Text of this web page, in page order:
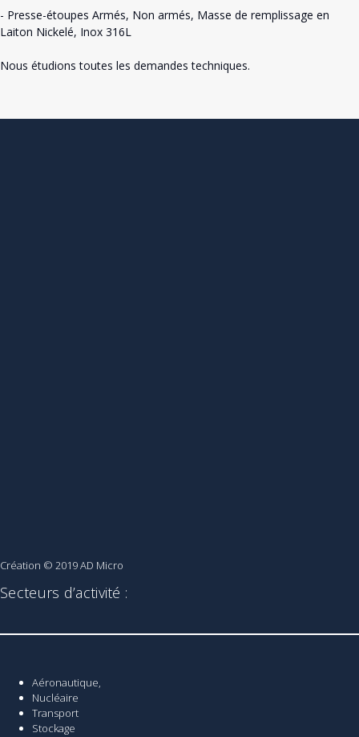
- Presse-étoupes Armés, Non armés, Masse de remplissage en
Laiton Nickelé, Inox 316L
Nous étudions toutes les demandes techniques.
Création © 2019AD Micro
Secteurs d’activité :
Aéronautique,
Nucléaire
Transport
Stockage